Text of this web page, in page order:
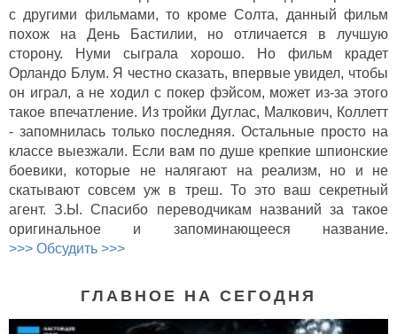
с другими фильмами, то кроме Солта, данный фильм
похож на День Бастилии, но отличается в лучшую
сторону. Нуми сыграла хорошо. Но фильм крадет
Орландо Блум. Я честно сказать, впервые увидел, чтобы
он играл, а не ходил с покер фэйсом, может из-за этого
такое впечатление. Из тройки Дуглас, Малкович, Коллетт
- запомнилась только последняя. Остальные просто на
классе выезжали. Если вам по душе крепкие шпионские
боевики, которые не налягают на реализм, но и не
скатывают совсем уж в треш. То это ваш секретный
агент. З.Ы. Спасибо переводчикам названий за такое
оригинальное и запоминающееся название.
>>> Обсудить >>>
ГЛАВНОЕ НА СЕГОДНЯ